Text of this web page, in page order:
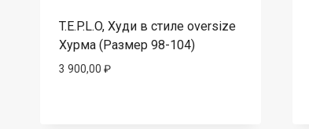
T.E.P.L.O, Худи в стиле oversize
Хурма (Размер 98-104)
3 900,00 ₽